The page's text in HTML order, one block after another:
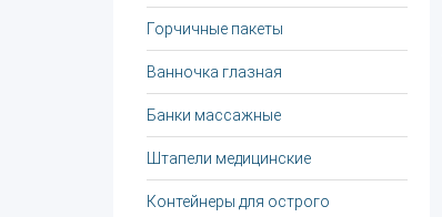
Горчичные пакеты
Ванночка глазная
Банки массажные
Штапели медицинские
Контейнеры для острого